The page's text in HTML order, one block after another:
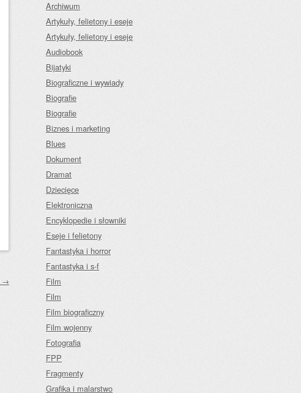
→
Archiwum
Artykuły, felietony i eseje
Artykuły, felietony i eseje
Audiobook
Bijatyki
Biograficzne i wywiady
Biografie
Biografie
Biznes i marketing
Blues
Dokument
Dramat
Dziecięce
Elektroniczna
Encyklopedie i słowniki
Eseje i felietony
Fantastyka i horror
Fantastyka i s-f
Film
Film
Film biograficzny
Film wojenny
Fotografia
FPP
Fragmenty
Grafika i malarstwo